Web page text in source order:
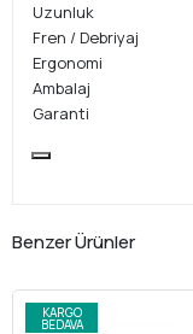
Uzunluk
Fren / Debriyaj
Ergonomi
Ambalaj
Garanti
Benzer Ürünler
KARGO
BEDAVA